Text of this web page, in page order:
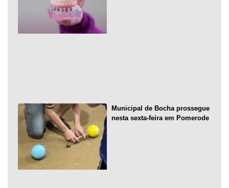
Municipal de Bocha prossegue
nesta sexta-feira em Pomerode